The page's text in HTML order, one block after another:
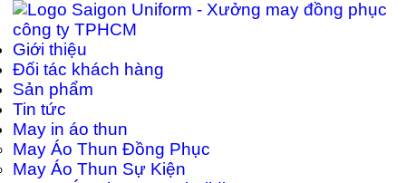
Giới thiệu
Đối tác khách hàng
Sản phẩm
Tin tức
May in áo thun
May Áo Thun Đồng Phục
May Áo Thun Sự Kiện